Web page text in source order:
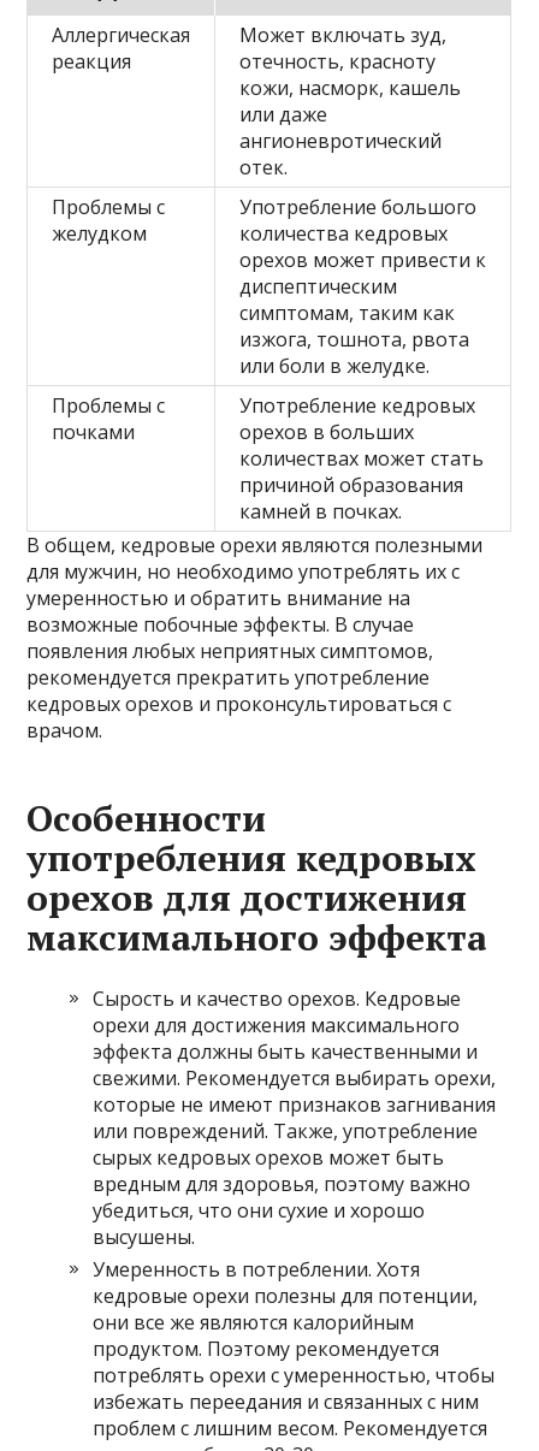
Аллергическая
реакция
Может включать зуд,
отечность, красноту
кожи, насморк, кашель
или даже
ангионевротический
отек.
Проблемы с
желудком
Употребление большого
количества кедровых
орехов может привести к
диспептическим
симптомам, таким как
изжога, тошнота, рвота
или боли в желудке.
Проблемы с
почками
Употребление кедровых
орехов в больших
количествах может стать
причиной образования
камней в почках.
В общем, кедровые орехи являются полезными
для мужчин, но необходимо употреблять их с
умеренностью и обратить внимание на
возможные побочные эффекты. В случае
появления любых неприятных симптомов,
рекомендуется прекратить употребление
кедровых орехов и проконсультироваться с
врачом.
Особенности
употребления кедровых
орехов для достижения
максимального эффекта
Сырость и качество орехов. Кедровые
орехи для достижения максимального
эффекта должны быть качественными и
свежими. Рекомендуется выбирать орехи,
которые не имеют признаков загнивания
или повреждений. Также, употребление
сырых кедровых орехов может быть
вредным для здоровья, поэтому важно
убедиться, что они сухие и хорошо
высушены.
Умеренность в потреблении. Хотя
кедровые орехи полезны для потенции,
они все же являются калорийным
продуктом. Поэтому рекомендуется
потреблять орехи с умеренностью, чтобы
избежать переедания и связанных с ним
проблем с лишним весом. Рекомендуется